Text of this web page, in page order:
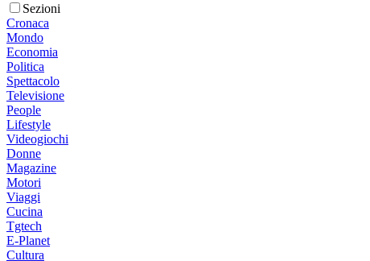
Sezioni
Cronaca
Mondo
Economia
Politica
Spettacolo
Televisione
People
Lifestyle
Videogiochi
Donne
Magazine
Motori
Viaggi
Cucina
Tgtech
E-Planet
Cultura